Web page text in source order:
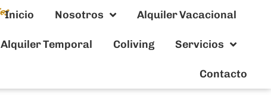
Inicio Nosotros Alquiler Vacacional
Alquiler Temporal Coliving Servicios
Contacto